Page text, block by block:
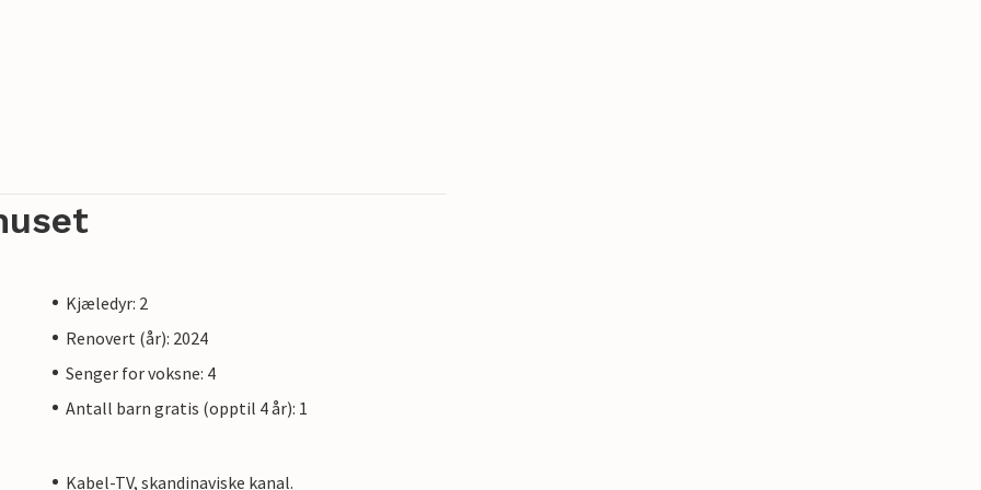
pris på 195 DKK per person.
er inkludert i leien.
Kjæledyr: 2
Renovert (år): 2024
Senger for voksne: 4
Antall barn gratis (opptil 4 år): 1
Kabel-TV, skandinaviske kanal.